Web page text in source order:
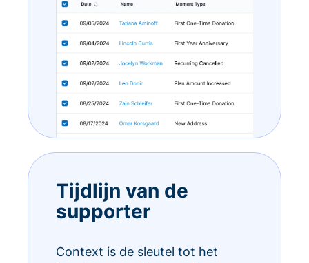
Tijdlijn van de
supporter
Context is de sleutel tot het